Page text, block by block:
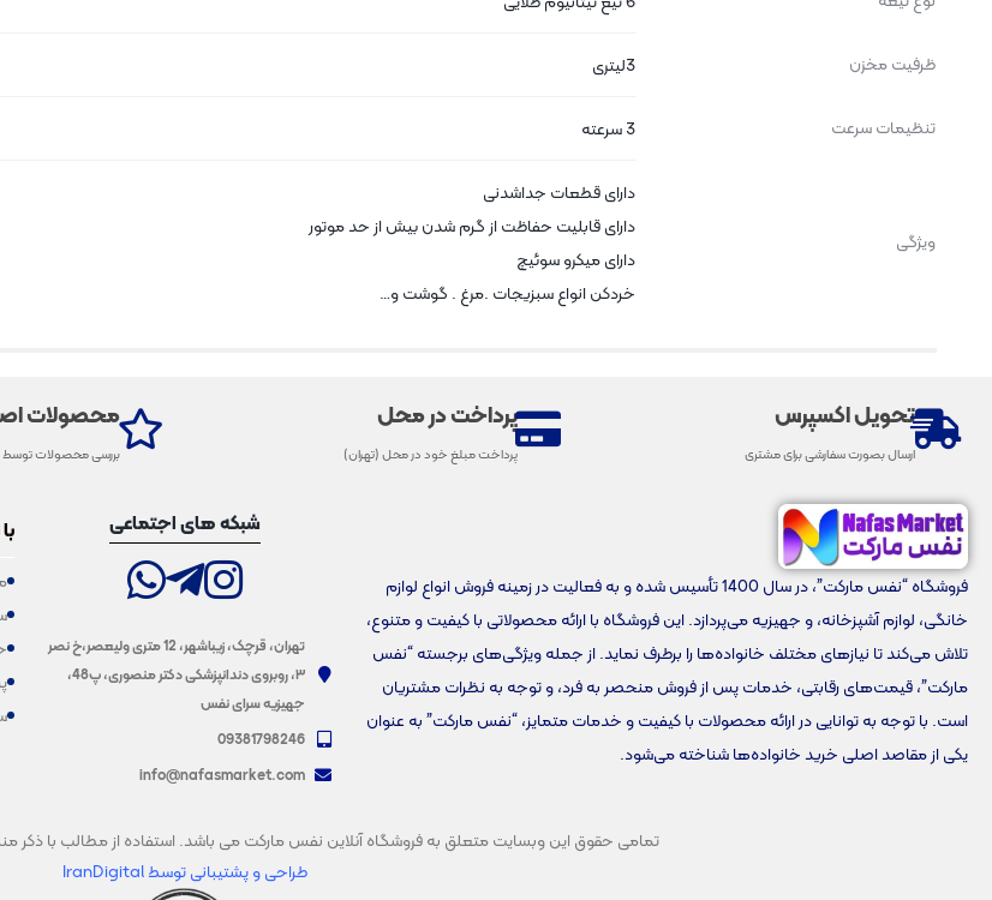
ظرفیت مخزن 3لیتری
تنظیمات سرعت 3 سرعته
ویژگی
دارای قطعات جداشدنی
دارای قابلیت حفاظت از گرم شدن بیش از حد موتور
دارای میکرو سوئیچ
خردکن انواع سبزیجات .مرغ . گوشت و…
تحویل اکسپرس
ارسال بصورت سفارشی برای مشتری
پرداخت در محل
پرداخت مبلغ خود در محل (تهران)
محصولات
بررسی محصولات توسط
فروشگاه “نفس مارکت”، در سال 1400 تأسیس شده و به فعالیت در زمینه فروش انواع لوازم
خانگی، لوازم آشپزخانه، و جهیزیه می‌پردازد. این فروشگاه با ارائه محصولاتی با کیفیت و متنوع،
تلاش می‌کند تا نیازهای مختلف خانواده‌ها را برطرف نماید. از جمله ویژگی‌های برجسته “نفس
مارکت”، قیمت‌های رقابتی، خدمات پس از فروش منحصر به فرد، و توجه به نظرات مشتریان
است. با توجه به توانایی در ارائه محصولات با کیفیت و خدمات متمایز، “نفس مارکت” به عنوان
یکی از مقاصد اصلی خرید خانواده‌ها شناخته می‌شود.
شبکه های اجتماعی
تهران، قرچک، زیباشهر، 12 متری ولیعصر،خ نصر
۳، روبروی دندانپزشکی دکتر منصوری، پ48،
جهیزیه سرای نفس
09381798246
info@nafasmarket.com
تمامی حقوق این وبسایت متعلق به فروشگاه آنلاین نفس مارکت می باشد. استفاده از مطالب با ذکر منبع و
طراحی و پشتیبانیتوسط IranDigital